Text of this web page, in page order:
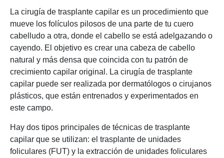
La cirugía de trasplante capilar es un procedimiento que
mueve los folículos pilosos de una parte de tu cuero
cabelludo a otra, donde el cabello se está adelgazando o
cayendo. El objetivo es crear una cabeza de cabello
natural y más densa que coincida con tu patrón de
crecimiento capilar original. La cirugía de trasplante
capilar puede ser realizada por dermatólogos o cirujanos
plásticos, que están entrenados y experimentados en
este campo.
Hay dos tipos principales de técnicas de trasplante
capilar que se utilizan: el trasplante de unidades
foliculares (FUT) y la extracción de unidades foliculares